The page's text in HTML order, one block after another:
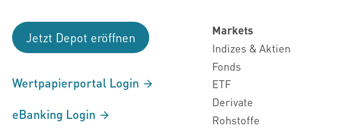
Jetzt Depot eröffnen
Wertpapierportal Login
eBanking Login
Markets
Indizes & Aktien
Fonds
ETF
Derivate
Rohstoffe